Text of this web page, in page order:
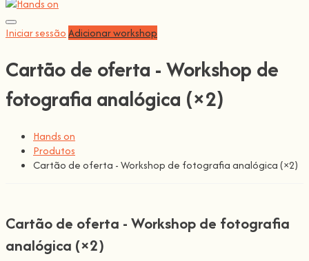
Iniciar sessãoAdicionar workshop
Cartão de oferta - Workshop de
fotografia analógica (×2)
Hands on
Produtos
Cartão de oferta - Workshop de fotografia analógica (×2)
Cartão de oferta - Workshop de fotografia
analógica (×2)